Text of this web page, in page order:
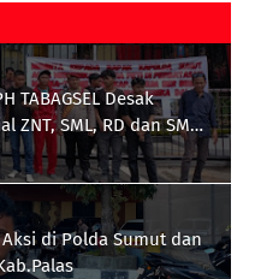
TABAGSEL Desak
ZNT, SML, RD dan SMB
Perbatasan
Aksi di Polda Sumut dan